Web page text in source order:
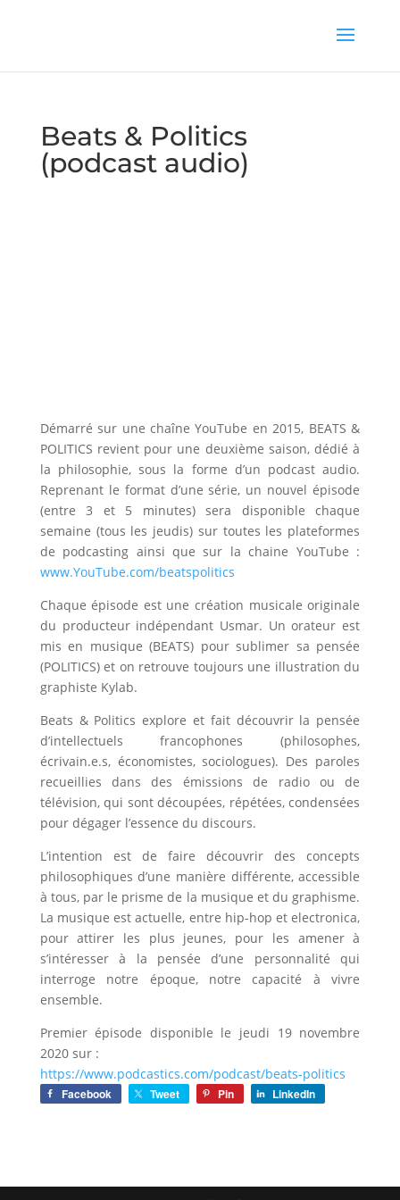
Beats & Politics
(podcast audio)
Démarré sur une chaîne YouTube en 2015, BEATS &
POLITICS revient pour une deuxième saison, dédié à
la philosophie, sous la forme d’un podcast audio.
Reprenant le format d’une série, un nouvel épisode
(entre 3 et 5 minutes) sera disponible chaque
semaine (tous les jeudis) sur toutes les plateformes
de podcasting ainsi que sur la chaine YouTube :
www.YouTube.com/beatspolitics
Chaque épisode est une création musicale originale
du producteur indépendant Usmar. Un orateur est
mis en musique (BEATS) pour sublimer sa pensée
(POLITICS) et on retrouve toujours une illustration du
graphiste Kylab.
Beats & Politics explore et fait découvrir la pensée
d’intellectuels francophones (philosophes,
écrivain.e.s, économistes, sociologues). Des paroles
recueillies dans des émissions de radio ou de
télévision, qui sont découpées, répétées, condensées
pour dégager l’essence du discours.
L’intention est de faire découvrir des concepts
philosophiques d’une manière différente, accessible
à tous, par le prisme de la musique et du graphisme.
La musique est actuelle, entre hip-hop et electronica,
pour attirer les plus jeunes, pour les amener à
s’intéresser à la pensée d’une personnalité qui
interroge notre époque, notre capacité à vivre
ensemble.
Premier épisode disponible le jeudi 19 novembre
2020 sur :
https://www.podcastics.com/podcast/beats-politics
Facebook Tweet Pin LinkedIn